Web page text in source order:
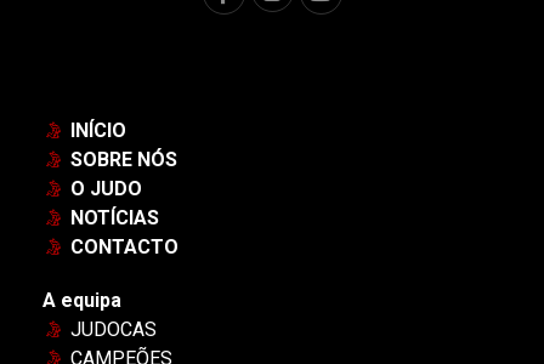
INÍCIO
SOBRE NÓS
O JUDO
NOTÍCIAS
CONTACTO
A equipa
JUDOCAS
CAMPEÕES